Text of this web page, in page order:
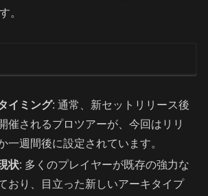
。
イミング: 通常、新セットリリース後
催されるプロツアーが、今回はリリ
一週間後に設定されています。
状: 多くのプレイヤーが既存の強力な
おり、目立った新しいアーキタイプ